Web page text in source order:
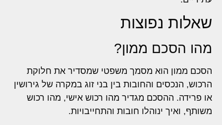
שאלות נפוצות
מהו הסכם ממון?
הסכם ממון הוא מסמך משפטי שמסדיר את חלוקת
הרכוש, הנכסים והחובות בין בני זוג במקרה של גירושין
או פרידה. ההסכם מגדיר מהו רכוש אישי, מהו רכוש
משותף, ואיך ינוהלו חובות והתחייבויות.